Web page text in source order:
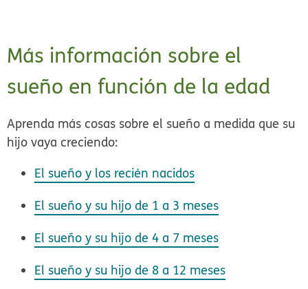
Más información sobre el
sueño en función de la edad
Aprenda más cosas sobre el sueño a medida que su
hijo vaya creciendo:
El sueño y los recién nacidos
El sueño y su hijo de 1 a 3 meses
El sueño y su hijo de 4 a 7 meses
El sueño y su hijo de 8 a 12 meses